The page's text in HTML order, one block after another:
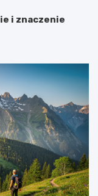
i znaczenie